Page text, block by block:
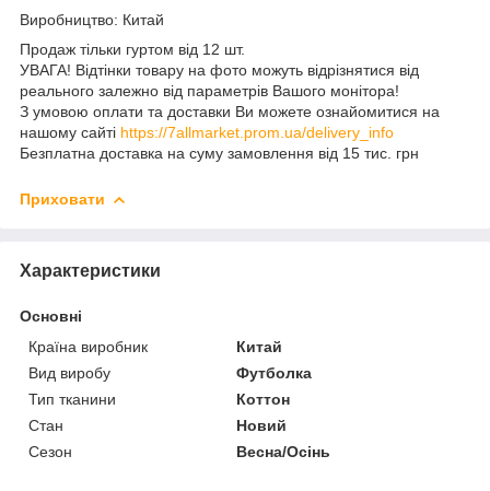
Виробництво: Китай
Продаж тільки гуртом від 12 шт.
УВАГА! Відтінки товару на фото можуть відрізнятися від
реального залежно від параметрів Вашого монітора!
З умовою оплати та доставки Ви можете ознайомитися на
нашому сайті https://7allmarket.prom.ua/delivery_info
Безплатна доставка на суму замовлення від 15 тис. грн
Приховати
Характеристики
Основні
Країна виробник
Китай
Вид виробу
Футболка
Тип тканини
Коттон
Стан
Новий
Сезон
Весна/Осінь